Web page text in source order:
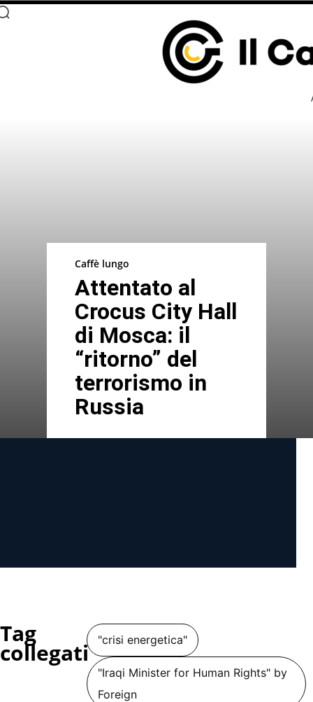
Caffè lungo
Attentato al
Crocus City Hall
di Mosca: il
“ritorno” del
terrorismo in
Russia
Tag
collegati "crisi energetica"
"Iraqi Minister for Human Rights" by
Foreign